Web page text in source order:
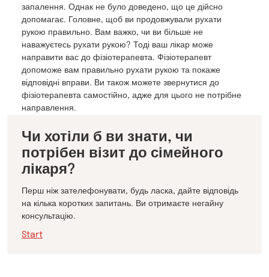
запалення. Однак не було доведено, що це дійсно
допомагає. Головне, щоб ви продовжували рухати
рукою правильно. Вам важко, чи ви більше не
наважуєтесь рухати рукою? Тоді ваш лікар може
направити вас до фізіотерапевта. Фізіотерапевт
допоможе вам правильно рухати рукою та покаже
відповідні вправи. Ви також можете звернутися до
фізіотерапевта самостійно, адже для цього не потрібне
направлення.
Чи хотіли б ви знати, чи
потрібен візит до сімейного
лікаря?
Перш ніж зателефонувати, будь ласка, дайте відповідь
на кілька коротких запитань. Ви отримаєте негайну
консультацію.
Start